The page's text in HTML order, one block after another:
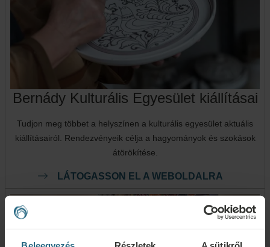
Bernády Kulturális Egyesület kiállításai
Tudjon meg többet a helyszínen a kulturális egyesület aktuális
kiállításairól. Rendezvényeik célja a hagyományok és szokások
átörökítése.
LÁTOGASSON EL A WEBOLDALRA